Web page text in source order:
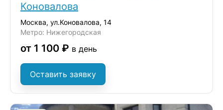
Коновалова
Москва, ул.Коновалова, 14
Метро: Нижегородская
от 1 100 ₽ в день
Оставить заявку